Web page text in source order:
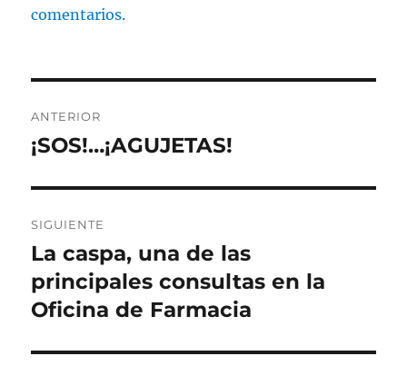
comentarios.
de
ANTERIOR
Entrada
¡SOS!…¡AGUJETAS!
SIGUIENTE
Entrada
siguiente:
La caspa, una de las
principales consultas en la
Oficina de Farmacia